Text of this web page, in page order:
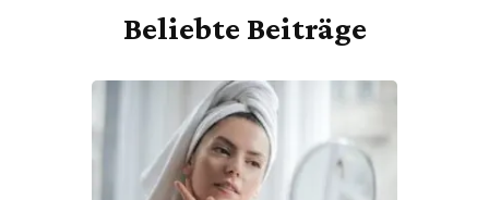
Beliebte Beiträge